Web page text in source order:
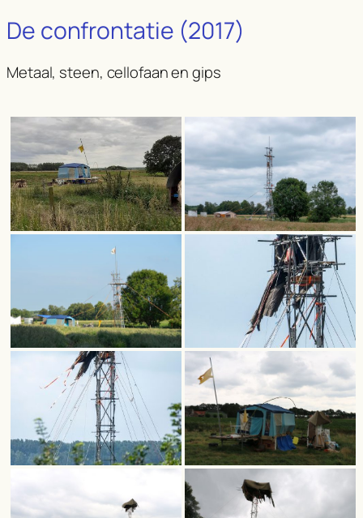
De confrontatie (2017)
Metaal, steen, cellofaan en gips